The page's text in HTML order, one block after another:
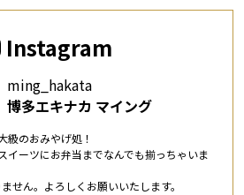
Instagram
ming_hakata
博多エキナカ マイング
級のおみやげ処！
イーツにお弁当までなんでも揃っちゃいま
せん。よろしくお願いいたします。